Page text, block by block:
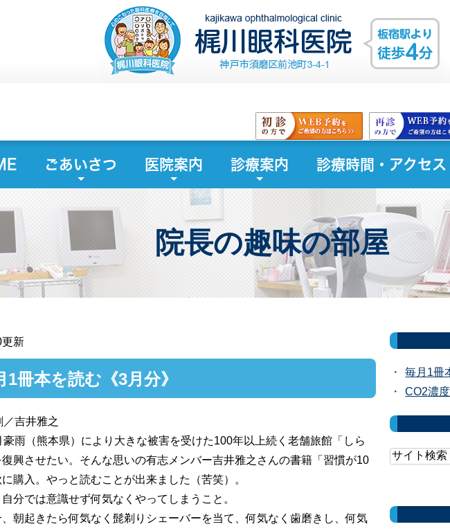
ごあいさつ 医院案内 診療案内 診療時間・アクセス
院長の趣味の部屋
更新
1冊本を読む《3月分》
／吉井雅之
豪雨（熊本県）により大きな被害を受けた100年以上続く老舗旅館「しら
復興させたい。そんな思いの有志メンバー吉井雅之さんの書籍「習慣が10
購入。やっと読むことが出来ました（苦笑）。
分では意識せず何気なくやってしまうこと。
、朝起きたら何気なく髭剃りシェーバーを当て、何気なく歯磨きし、何気
毎月1冊
CO2濃